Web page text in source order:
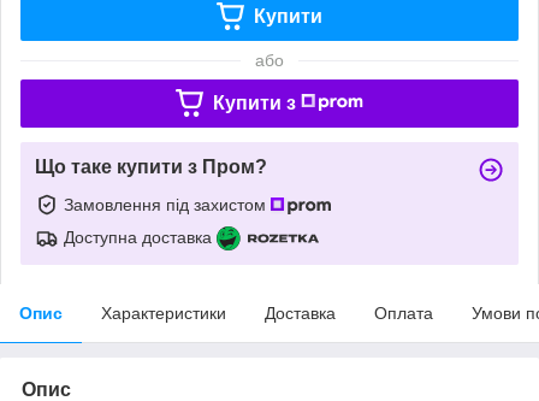
Купити
або
Купити з
Що таке купити з Пром?
Замовлення під захистом
Доступна доставка
Опис Характеристики Доставка Оплата Умови
Опис